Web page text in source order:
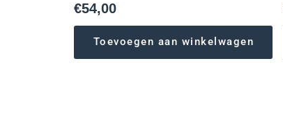
€54,00
Toevoegen aan winkelwagen